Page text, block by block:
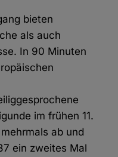
WhatsApp
Copy link
bieten
als auch
In 90 Minuten
im frühen 11.
ab und
ein zweites Mal